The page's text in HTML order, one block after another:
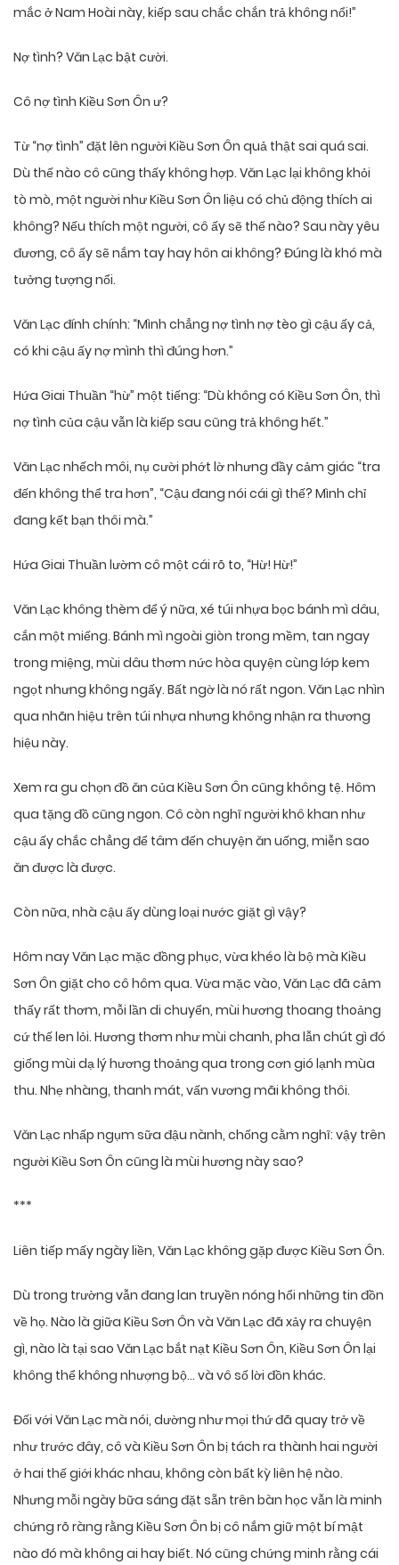
mắc ở Nam Hoài này, kiếp sau chắc chắn trả không nổi!”
Nợ tình? Văn Lạc bật cười.
Cô nợ tình Kiều Sơn Ôn ư?
Từ “nợ tình” đặt lên người Kiều Sơn Ôn quả thật sai quá sai.
Dù thế nào cô cũng thấy không hợp. Văn Lạc lại không khỏi
tò mò, một người như Kiều Sơn Ôn liệu có chủ động thích ai
không? Nếu thích một người, cô ấy sẽ thế nào? Sau này yêu
đương, cô ấy sẽ nắm tay hay hôn ai không? Đúng là khó mà
tưởng tượng nổi.
Văn Lạc đính chính: “Mình chẳng nợ tình nợ tèo gì cậu ấy cả,
có khi cậu ấy nợ mình thì đúng hơn.”
Hứa Giai Thuần “hừ” một tiếng: “Dù không có Kiều Sơn Ôn, thì
nợ tình của cậu vẫn là kiếp sau cũng trả không hết.”
Văn Lạc nhếch môi, nụ cười phớt lờ nhưng đầy cảm giác “tra
đến không thể tra hơn”, “Cậu đang nói cái gì thế? Mình chỉ
đang kết bạn thôi mà.”
Hứa Giai Thuần lườm cô một cái rõ to, “Hừ! Hừ!”
Văn Lạc không thèm để ý nữa, xé túi nhựa bọc bánh mì dâu,
cắn một miếng. Bánh mì ngoài giòn trong mềm, tan ngay
trong miệng, mùi dâu thơm nức hòa quyện cùng lớp kem
ngọt nhưng không ngấy. Bất ngờ là nó rất ngon. Văn Lạc nhìn
qua nhãn hiệu trên túi nhựa nhưng không nhận ra thương
hiệu này.
Xem ra gu chọn đồ ăn của Kiều Sơn Ôn cũng không tệ. Hôm
qua tặng đồ cũng ngon. Cô còn nghĩ người khô khan như
cậu ấy chắc chẳng để tâm đến chuyện ăn uống, miễn sao
ăn được là được.
Còn nữa, nhà cậu ấy dùng loại nước giặt gì vậy?
Hôm nay Văn Lạc mặc đồng phục, vừa khéo là bộ mà Kiều
Sơn Ôn giặt cho cô hôm qua. Vừa mặc vào, Văn Lạc đã cảm
thấy rất thơm, mỗi lần di chuyển, mùi hương thoang thoảng
cứ thế len lỏi. Hương thơm như mùi chanh, pha lẫn chút gì đó
giống mùi dạ lý hương thoảng qua trong cơn gió lạnh mùa
thu. Nhẹ nhàng, thanh mát, vấn vương mãi không thôi.
Văn Lạc nhấp ngụm sữa đậu nành, chống cằm nghĩ: vậy trên
người Kiều Sơn Ôn cũng là mùi hương này sao?
***
Liên tiếp mấy ngày liền, Văn Lạc không gặp được Kiều Sơn Ôn.
Dù trong trường vẫn đang lan truyền nóng hổi những tin đồn
về họ. Nào là giữa Kiều Sơn Ôn và Văn Lạc đã xảy ra chuyện
gì, nào là tại sao Văn Lạc bắt nạt Kiều Sơn Ôn, Kiều Sơn Ôn lại
không thể không nhượng bộ… và vô số lời đồn khác.
Đối với Văn Lạc mà nói, dường như mọi thứ đã quay trở về
như trước đây, cô và Kiều Sơn Ôn bị tách ra thành hai người
ở hai thế giới khác nhau, không còn bất kỳ liên hệ nào.
Nhưng mỗi ngày bữa sáng đặt sẵn trên bàn học vẫn là minh
chứng rõ ràng rằng Kiều Sơn Ôn bị cô nắm giữ một bí mật
nào đó mà không ai hay biết. Nó cũng chứng minh rằng cái